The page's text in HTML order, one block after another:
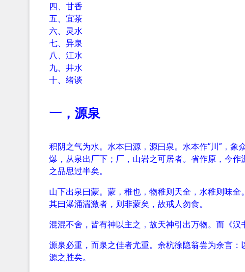
四、甘香
五、宜茶
六、灵水
七、异泉
八、江水
九、井水
十、绪谈
一，源泉
积阴之气为水。水本曰源，源曰泉。水本作”川”，
爆，从泉出厂下；厂，山岩之可居者。省作原，今
之品思过半矣。
山下出泉曰蒙。蒙，稚也，物稚则天全，水稚则味
其曰瀑涌湍激者，则非蒙矣，故戒人勿食。
混混不舍，皆有神以主之，故天神引出万物。而《汉
源泉必重，而泉之佳者尤重。余杭徐隐翁尝为余言
源之胜矣。